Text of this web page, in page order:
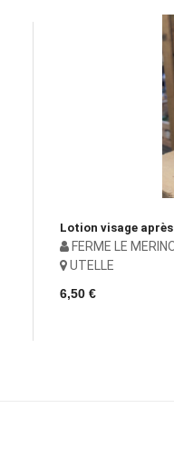
Lotion visage
FERME LE
UTELLE
6,50 €